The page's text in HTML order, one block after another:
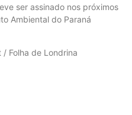
ser assinado nos próximos
Ambiental do Paraná
/ Folha de Londrina